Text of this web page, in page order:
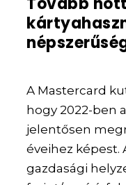
A Mastercard
hogy 2022-ben
jelentősen
éveihez képest.
gazdasági